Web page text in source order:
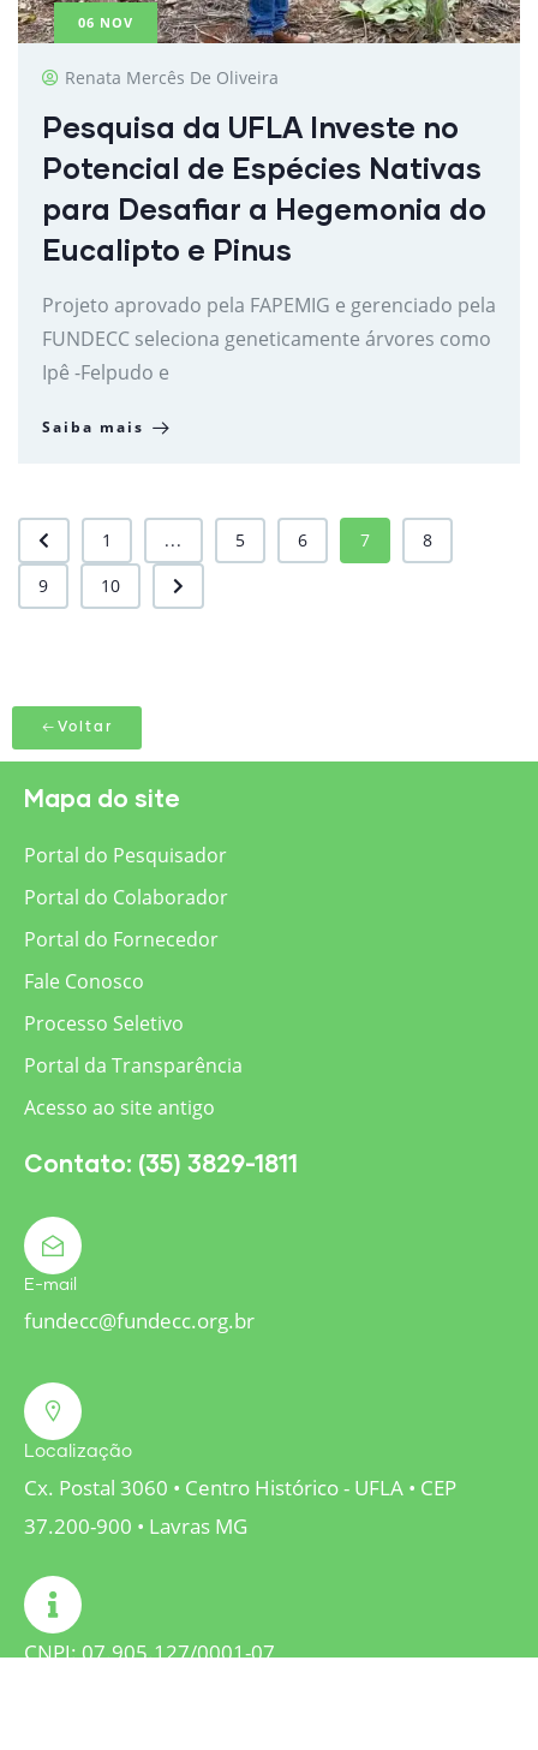
06 NOV
Renata Mercês De Oliveira
Pesquisa da UFLA Investe no
Potencial de Espécies Nativas
para Desafiar a Hegemonia do
Eucalipto e Pinus
Projeto aprovado pela FAPEMIG e gerenciado pela
FUNDECC seleciona geneticamente árvores como
Ipê -Felpudo e
Saiba mais
1 ... 5 6 7
8
9
10
Voltar
Mapa do site
Portal do Pesquisador
Portal do Colaborador
Portal do Fornecedor
Fale Conosco
Processo Seletivo
Portal da Transparência
Acesso ao site antigo
Contato: (35) 3829-1811
E-mail
fundecc@fundecc.org.br
Localização
Cx. Postal 3060 • Centro Histórico - UFLA • CEP
37.200-900 • Lavras MG
CNPJ: 07.905.127/0001-07